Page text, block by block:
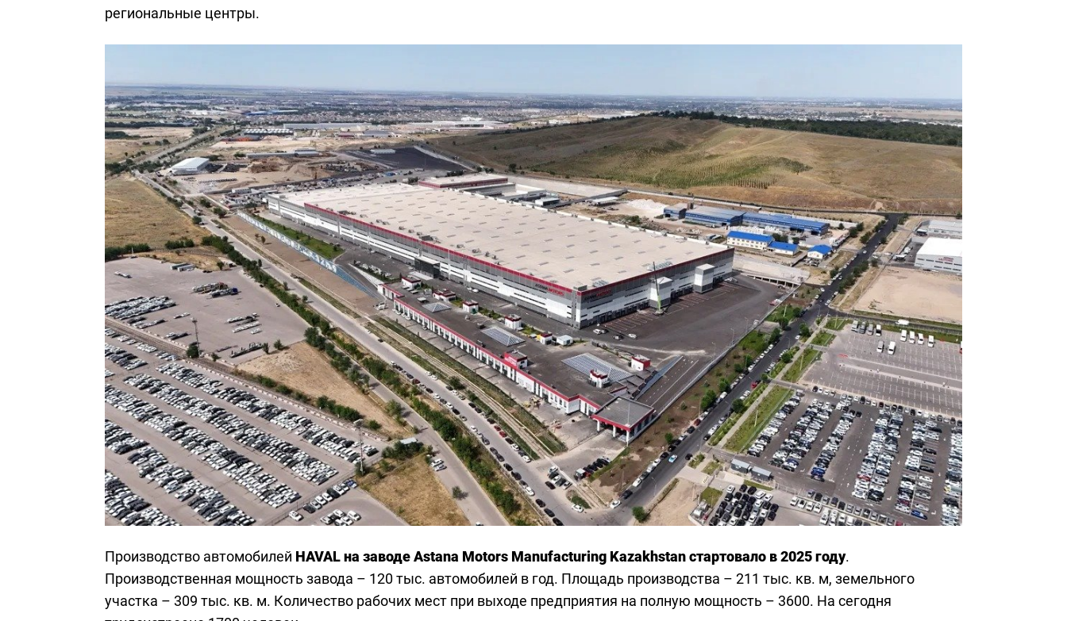
региональные центры.
Производство автомобилей HAVAL на заводе Astana Motors Manufacturing Kazakhstan стартовало в 2025 году.
Производственная мощность завода – 120 тыс. автомобилей в год. Площадь производства – 211 тыс. кв. м, земельного
участка – 309 тыс. кв. м. Количество рабочих мест при выходе предприятия на полную мощность – 3600. На сегодня